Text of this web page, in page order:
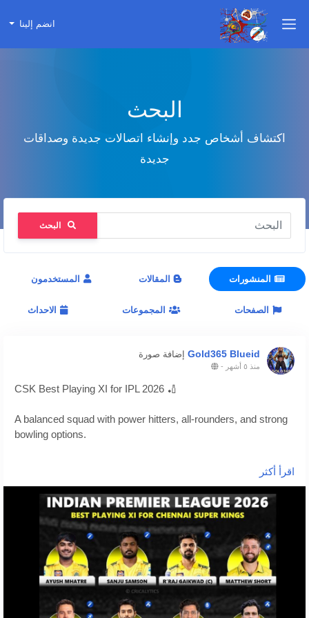
انضم إلينا
البحث
اكتشاف أشخاص جدد وإنشاء اتصالات جديدة وصداقات
جديدة
البحث
المنشورات المقالات المستخدمون
الصفحات المجموعات الاحداث
Gold365 Blueid إضافة صورة
منذ ٥ أشهر -
CSK Best Playing XI for IPL 2026 🏏
A balanced squad with power hitters, all-rounders, and strong
bowling options.
More updates 👉https://gold365s.in/
#CSK #IPL2026 #PlayingXI #CricketFans #MSDhoni
#IPL
اقرأ أكثر